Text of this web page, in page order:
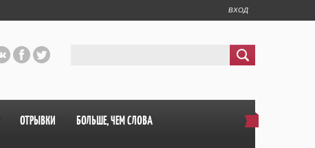
ВХОД
ОТРЫВКИ БОЛЬШЕ, ЧЕМ СЛОВА